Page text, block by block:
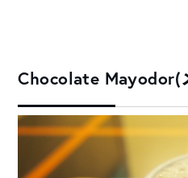
Chocolate Mayodor(